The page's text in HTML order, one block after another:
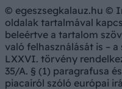
© egeszsegkalauz.hu ©
oldalak tartalmával
beleértve a tartalom
való felhasználását is –
LXXVI. törvény
35/A. § (1) paragrafusa
piacairól szóló európai